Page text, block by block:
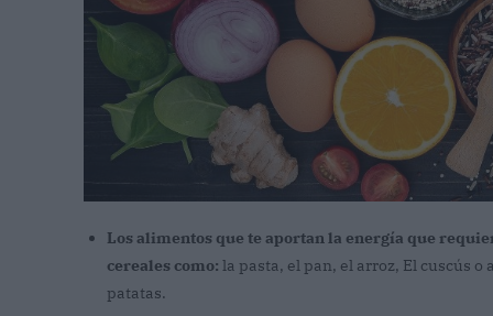
Los alimentos que te aportan la energía que
cereales como: la pasta, el pan, el arroz, El cuscús
patatas.